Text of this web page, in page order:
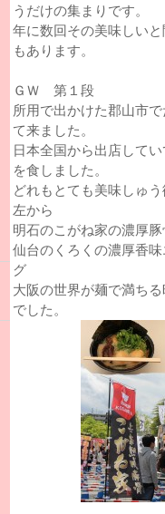
うだけの集まりです。
年に数回その美味しい
もあります。
ＧＷ 第１段
所用で出かけた郡山市
て来ました。
日本全国から出店して
を食しました。
どれもとても美味しゅ
左から
明石のこがね家の濃厚
仙台のくろくの濃厚香
グ
大阪の世界が麺で満ち
でした。